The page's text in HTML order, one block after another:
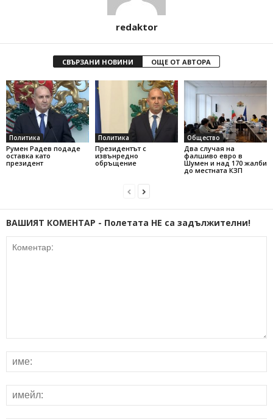
redaktor
СВЪРЗАНИ НОВИНИ ОЩЕ ОТ АВТОРА
Политика
Румен Радев подаде
оставка като
президент
Политика
Президентът с
извънредно
обръщение
Общество
Два случая на
фалшиво евро в
Шумен и над 170 жалби
до местната КЗП
ВАШИЯТ КОМЕНТАР - Полетата НЕ са задължителни!